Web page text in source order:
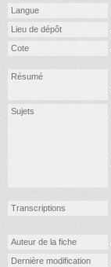
Langue
Lieu de dépôt
Cote
Résumé
Sujets
Transcriptions
Auteur de la fiche
Dernière modification